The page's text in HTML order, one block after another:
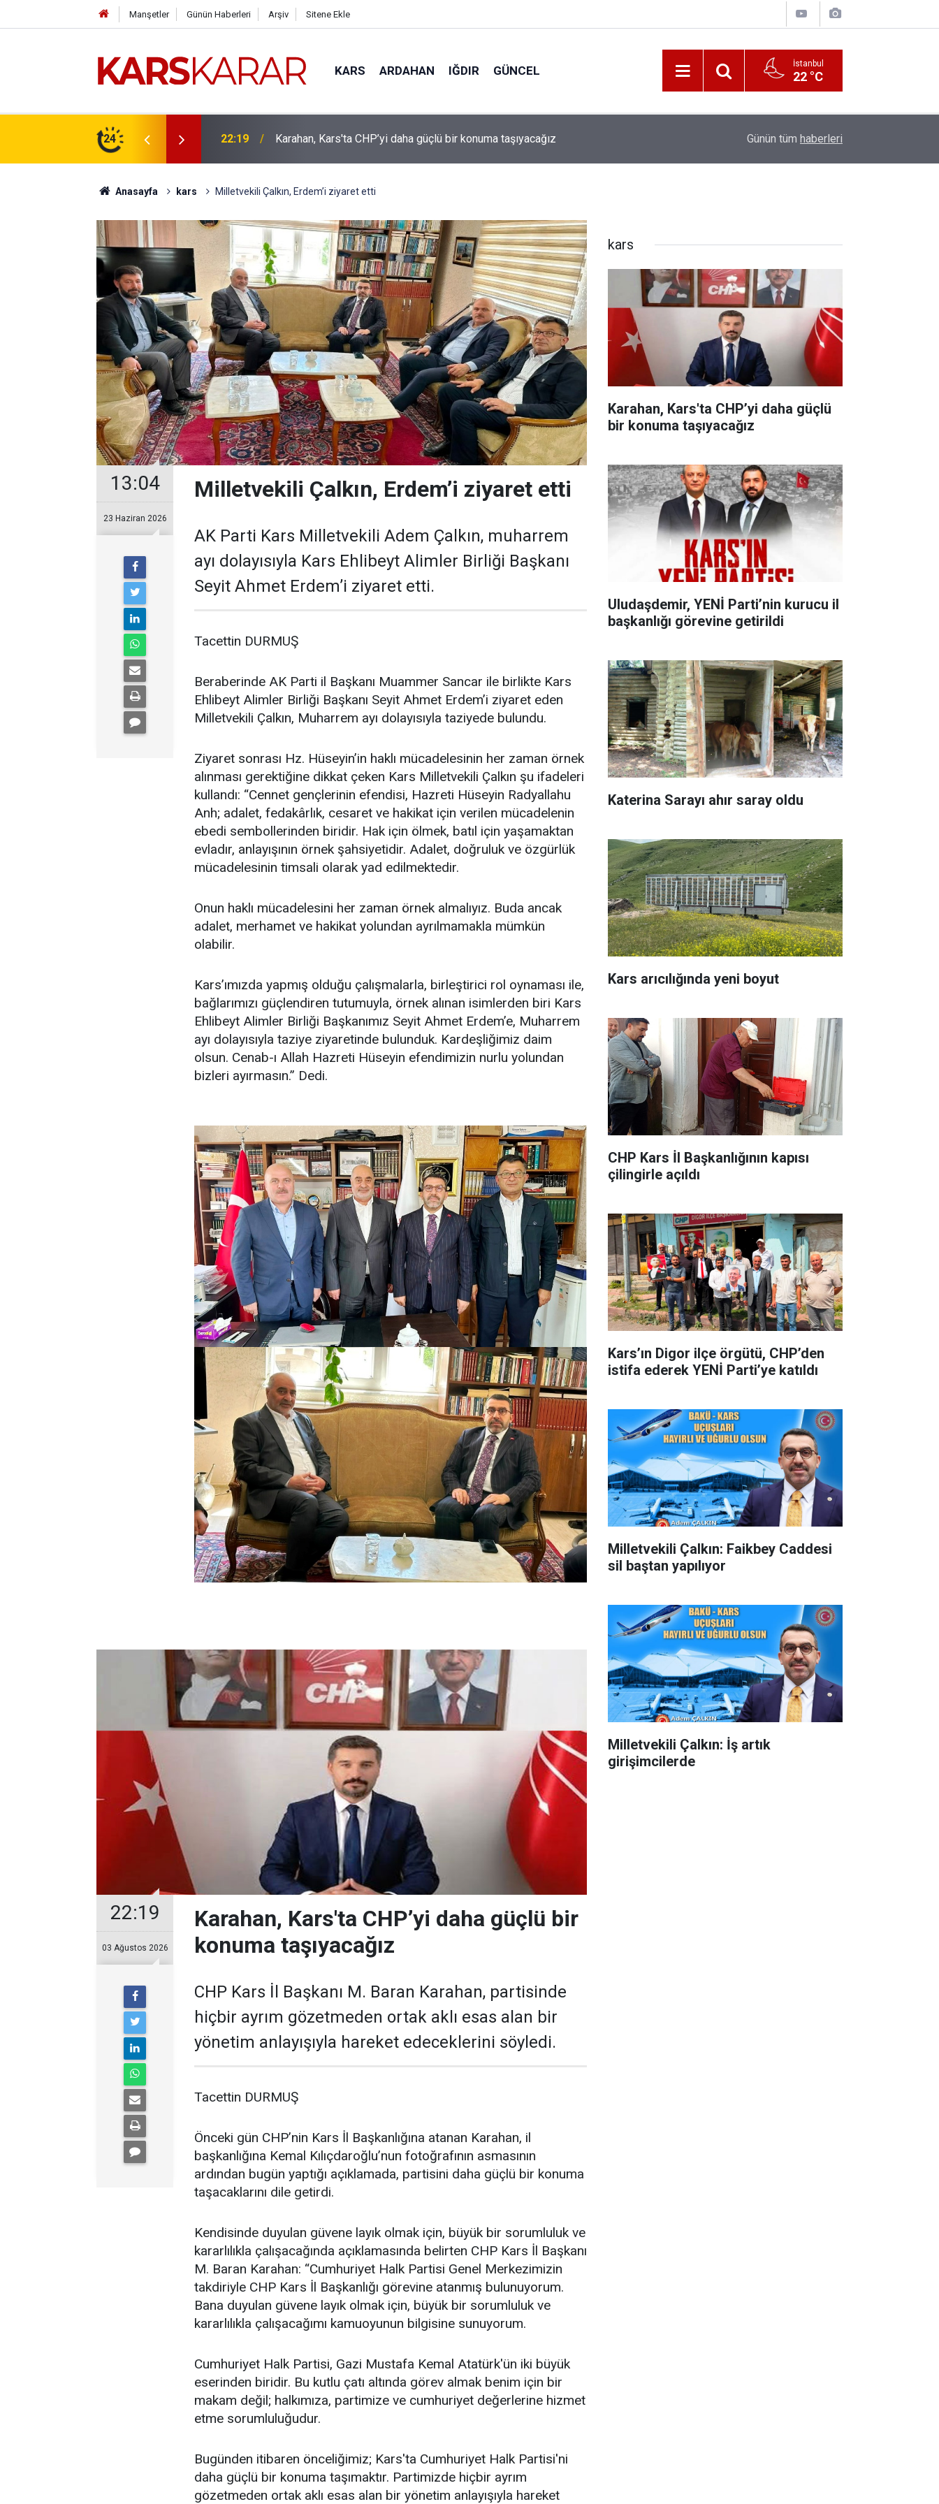
Manşetler Günün Haberleri Arşiv Sitene Ekle
KARS ARDAHAN IĞDIR GÜNCEL İstanbul
22 °C
24
bir konuma taşıyacağız 16:15 Uludaşdemir, YENİ Parti’nin kurucu il başkanlığı görevine getirildi Katerina Sarayı ahır saray oldu
Günün tüm haberleri
Anasayfa kars Milletvekili Çalkın, Erdem’i ziyaret etti
13:04
23 Haziran 2026
Milletvekili Çalkın, Erdem’i ziyaret etti
AK Parti Kars Milletvekili Adem Çalkın, muharrem
ayı dolayısıyla Kars Ehlibeyt Alimler Birliği Başkanı
Seyit Ahmet Erdem’i ziyaret etti.
Tacettin DURMUŞ
Beraberinde AK Parti il Başkanı Muammer Sancar ile birlikte Kars
Ehlibeyt Alimler Birliği Başkanı Seyit Ahmet Erdem’i ziyaret eden
Milletvekili Çalkın, Muharrem ayı dolayısıyla taziyede bulundu.
Ziyaret sonrası Hz. Hüseyin’in haklı mücadelesinin her zaman örnek
alınması gerektiğine dikkat çeken Kars Milletvekili Çalkın şu ifadeleri
kullandı: “Cennet gençlerinin efendisi, Hazreti Hüseyin Radyallahu
Anh; adalet, fedakârlık, cesaret ve hakikat için verilen mücadelenin
ebedi sembollerinden biridir. Hak için ölmek, batıl için yaşamaktan
evladır, anlayışının örnek şahsiyetidir. Adalet, doğruluk ve özgürlük
mücadelesinin timsali olarak yad edilmektedir.
Onun haklı mücadelesini her zaman örnek almalıyız. Buda ancak
adalet, merhamet ve hakikat yolundan ayrılmamakla mümkün
olabilir.
Kars’ımızda yapmış olduğu çalışmalarla, birleştirici rol oynaması ile,
bağlarımızı güçlendiren tutumuyla, örnek alınan isimlerden biri Kars
Ehlibeyt Alimler Birliği Başkanımız Seyit Ahmet Erdem’e, Muharrem
ayı dolayısıyla taziye ziyaretinde bulunduk. Kardeşliğimiz daim
olsun. Cenab-ı Allah Hazreti Hüseyin efendimizin nurlu yolundan
bizleri ayırmasın.” Dedi.
22:19
03 Ağustos 2026
Karahan, Kars'ta CHP’yi daha güçlü bir
konuma taşıyacağız
CHP Kars İl Başkanı M. Baran Karahan, partisinde
hiçbir ayrım gözetmeden ortak aklı esas alan bir
yönetim anlayışıyla hareket edeceklerini söyledi.
Tacettin DURMUŞ
Önceki gün CHP’nin Kars İl Başkanlığına atanan Karahan, il
başkanlığına Kemal Kılıçdaroğlu’nun fotoğrafının asmasının
ardından bugün yaptığı açıklamada, partisini daha güçlü bir konuma
taşacaklarını dile getirdi.
Kendisinde duyulan güvene layık olmak için, büyük bir sorumluluk ve
kararlılıkla çalışacağında açıklamasında belirten CHP Kars İl Başkanı
M. Baran Karahan: “Cumhuriyet Halk Partisi Genel Merkezimizin
takdiriyle CHP Kars İl Başkanlığı görevine atanmış bulunuyorum.
Bana duyulan güvene layık olmak için, büyük bir sorumluluk ve
kararlılıkla çalışacağımı kamuoyunun bilgisine sunuyorum.
Cumhuriyet Halk Partisi, Gazi Mustafa Kemal Atatürk'ün iki büyük
eserinden biridir. Bu kutlu çatı altında görev almak benim için bir
makam değil; halkımıza, partimize ve cumhuriyet değerlerine hizmet
etme sorumluluğudur.
Bugünden itibaren önceliğimiz; Kars'ta Cumhuriyet Halk Partisi'ni
daha güçlü bir konuma taşımaktır. Partimizde hiçbir ayrım
gözetmeden ortak aklı esas alan bir yönetim anlayışıyla hareket
kars
Karahan, Kars'ta CHP’yi daha güçlü
bir konuma taşıyacağız
Uludaşdemir, YENİ Parti’nin kurucu il
başkanlığı görevine getirildi
Katerina Sarayı ahır saray oldu
Kars arıcılığında yeni boyut
CHP Kars İl Başkanlığının kapısı
çilingirle açıldı
Kars’ın Digor ilçe örgütü, CHP’den
istifa ederek YENİ Parti’ye katıldı
Milletvekili Çalkın: Faikbey Caddesi
sil baştan yapılıyor
Milletvekili Çalkın: İş artık
girişimcilerde